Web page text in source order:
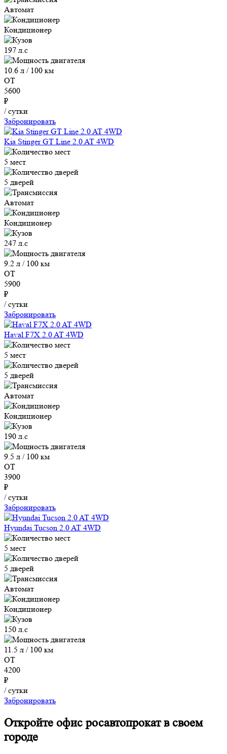
Автомат
Кондиционер
197 л.с
10.6 л / 100 км
ОТ
5600
₽
/ сутки
Забронировать
Kia Stinger GT Line 2.0 AT 4WD
5 мест
5 дверей
Автомат
Кондиционер
247 л.с
9.2 л / 100 км
ОТ
5900
₽
/ сутки
Забронировать
Haval F7X 2.0 AT 4WD
5 мест
5 дверей
Автомат
Кондиционер
190 л.с
9.5 л / 100 км
ОТ
3900
₽
/ сутки
Забронировать
Hyundai Tucson 2.0 AT 4WD
5 мест
5 дверей
Автомат
Кондиционер
150 л.с
11.5 л / 100 км
ОТ
4200
₽
/ сутки
Забронировать
Откройте офис росавтопрокат в своем
городе